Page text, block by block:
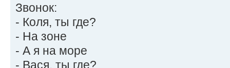
Звонок:
- Коля, ты где?
- На зоне
- А я на море
- Вася, ты где?